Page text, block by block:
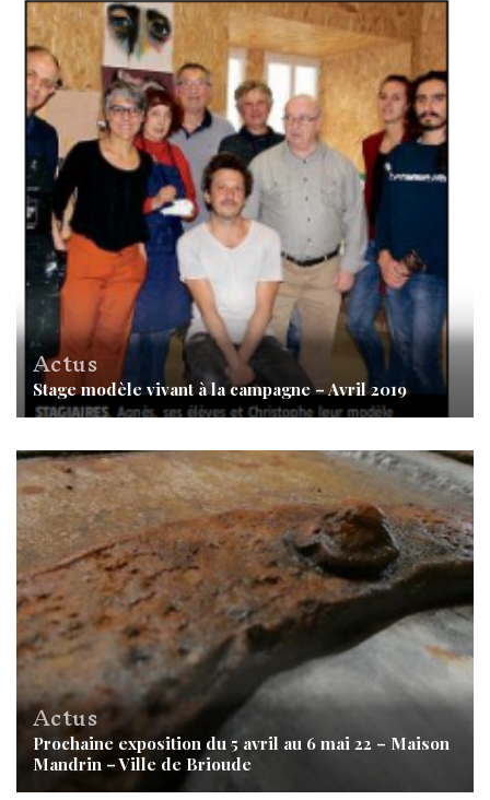
Actus
Stage modèle vivant à la campagne – Avril 2019
Actus
Prochaine exposition du 5 avril au 6 mai 22 – Maison
Mandrin – Ville de Brioude